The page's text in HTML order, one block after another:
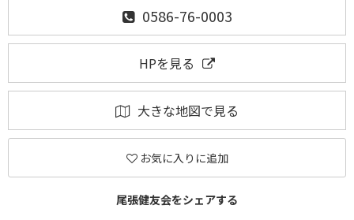
0586-76-0003
HPを見る
大きな地図で見る
お気に入りに追加
尾張健友会をシェアする